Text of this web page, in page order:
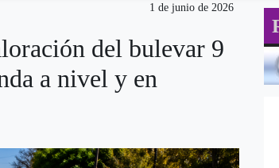
1 de junio de 2026
del bulevar 9
a nivel y en